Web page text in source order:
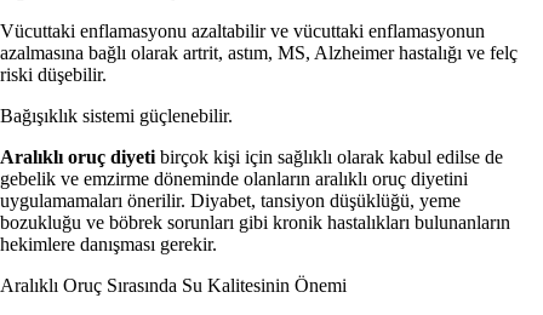
Vücuttaki enflamasyonu azaltabilir ve vücuttaki enflamasyonun
azalmasına bağlı olarak artrit, astım, MS, Alzheimer hastalığı ve felç
riski düşebilir.
Bağışıklık sistemi güçlenebilir.
Aralıklı oruç diyetibirçok kişi için sağlıklı olarak kabul edilse de
gebelik ve emzirme döneminde olanların aralıklı oruç diyetini
uygulamamaları önerilir. Diyabet, tansiyon düşüklüğü, yeme
bozukluğu ve böbrek sorunları gibi kronik hastalıkları bulunanların
hekimlere danışması gerekir.
Aralıklı Oruç Sırasında Su Kalitesinin Önemi